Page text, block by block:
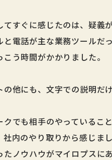
てすぐに感じたのは、疑義
と電話が主な業務ツールだ
う時間がかかりました。
の他にも、文字での説明だ
クでも相手のやっているこ
社内のやり取りから感じま
ノウハウがマイロプスに